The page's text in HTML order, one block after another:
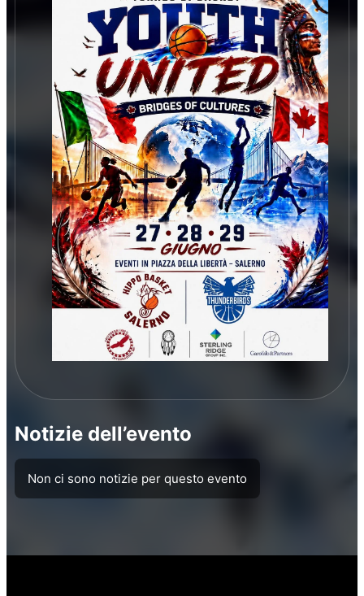
Notizie dell’evento
Non ci sono notizie per questo evento